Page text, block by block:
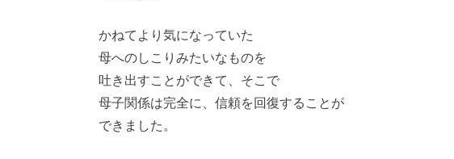
かねてより気になっていた
母へのしこりみたいなものを
吐き出すことができて、そこで
母子関係は完全に、信頼を回復することが
できました。